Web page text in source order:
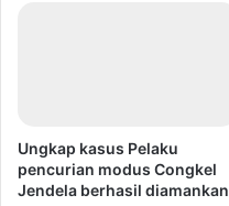
Ungkap kasus Pelaku
pencurian modus Congkel
Jendela berhasil diamankan